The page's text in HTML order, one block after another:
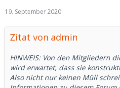
19. September 2020
Zitat von admin
HINWEIS: Von den Mitgliedern
wird erwartet, dass sie
Also nicht nur keinen Müll